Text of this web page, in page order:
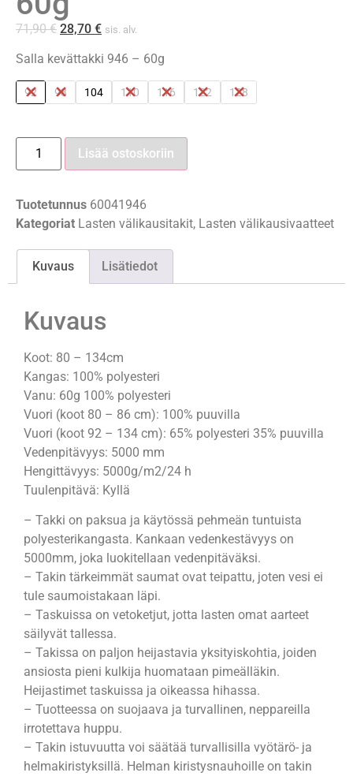
71,90€ 28,70 € sis. alv.
Salla kevättakki 946 – 60g
92 98 104 110 116 122 128
Lisää ostoskoriin
Tuotetunnus 60041946
Kategoriat Lasten välikausitakit, Lasten välikausivaatteet
Kuvaus Lisätiedot
Kuvaus
Koot: 80 – 134cm
Kangas: 100% polyesteri
Vanu: 60g 100% polyesteri
Vuori (koot 80 – 86 cm): 100% puuvilla
Vuori (koot 92 – 134 cm): 65% polyesteri 35% puuvilla
Vedenpitävyys: 5000 mm
Hengittävyys: 5000g/m2/24 h
Tuulenpitävä: Kyllä
– Takki on paksua ja käytössä pehmeän tuntuista
polyesterikangasta. Kankaan vedenkestävyys on
5000mm, joka luokitellaan vedenpitäväksi.
– Takin tärkeimmät saumat ovat teipattu, joten vesi ei
tule saumoistakaan läpi.
– Taskuissa on vetoketjut, jotta lasten omat aarteet
säilyvät tallessa.
– Takissa on paljon heijastavia yksityiskohtia, joiden
ansiosta pieni kulkija huomataan pimeälläkin.
Heijastimet taskuissa ja oikeassa hihassa.
– Tuotteessa on suojaava ja turvallinen, neppareilla
irrotettava huppu.
– Takin istuvuutta voi säätää turvallisilla vyötärö- ja
helmakiristyksillä. Helman kiristysnauhoille on takin